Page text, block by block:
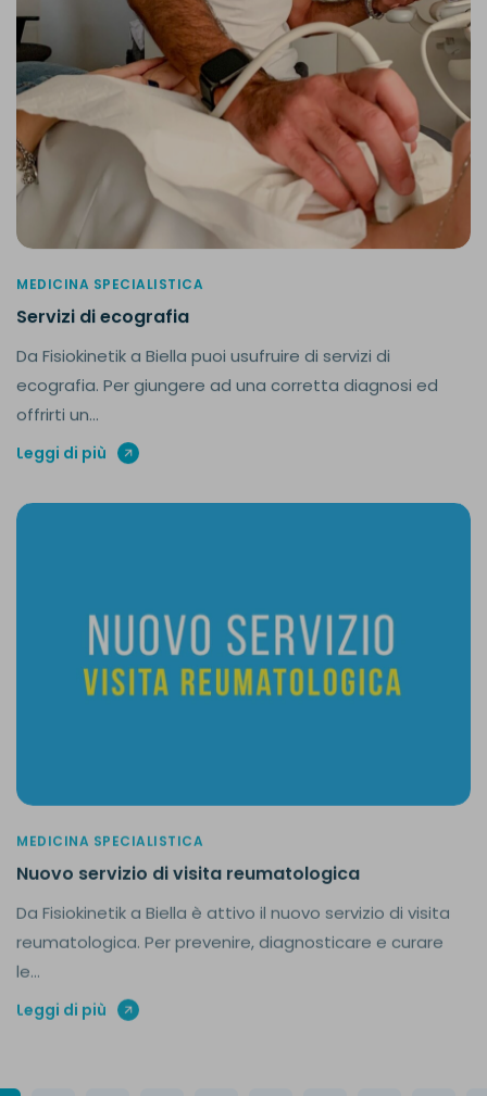
MEDICINA SPECIALISTICA
Servizi di ecografia
Da Fisiokinetik a Biella puoi usufruire di servizi di
ecografia. Per giungere ad una corretta diagnosi ed
offrirti un...
Leggi di più
MEDICINA SPECIALISTICA
Nuovo servizio di visita reumatologica
Da Fisiokinetik a Biella è attivo il nuovo servizio di visita
reumatologica. Per prevenire, diagnosticare e curare
le...
Leggi di più